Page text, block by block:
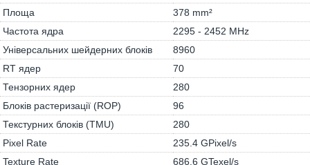
Площа
378 mm²
Частота ядра
2295 - 2452 MHz
Універсальних шейдерних блоків
8960
RT ядер
70
Тензорних ядер
280
Блоків растеризації (ROP)
96
Текстурних блоків (TMU)
280
Pixel Rate
235.4 GPixel/s
Texture Rate
686.6 GTexel/s